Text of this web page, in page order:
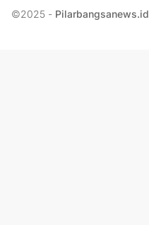
©2025 - Pilarbangsanews.id